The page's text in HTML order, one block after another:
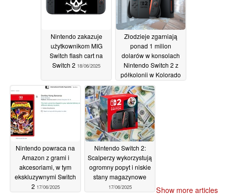
Nintendo zakazuje
użytkownikom MIG
Switch flash cart na
Switch 2 18/06/2025
Złodzieje zgarniają
ponad 1 milion
dolarów w konsolach
Nintendo Switch 2 z
półkolonii w Kolorado
18/06/2025
Nintendo powraca na
Amazon z grami i
akcesoriami, w tym
ekskluzywnymi Switch
2 17/06/2025
Nintendo Switch 2:
Scalperzy wykorzystują
ogromny popyt i niskie
stany magazynowe
17/06/2025 Show more articles